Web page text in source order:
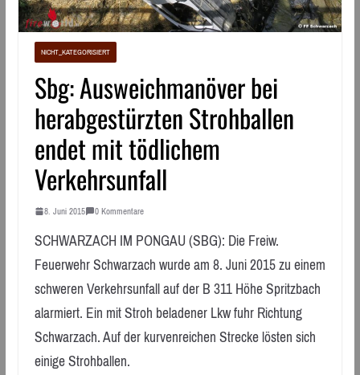
NICHT_KATEGORISIERT
Sbg: Ausweichmanöver bei
herabgestürzten Strohballen
endet mit tödlichem
Verkehrsunfall
8. Juni 2015 0 Kommentare
SCHWARZACH IM PONGAU (SBG): Die Freiw.
Feuerwehr Schwarzach wurde am 8. Juni 2015 zu einem
schweren Verkehrsunfall auf der B 311 Höhe Spritzbach
alarmiert. Ein mit Stroh beladener Lkw fuhr Richtung
Schwarzach. Auf der kurvenreichen Strecke lösten sich
einige Strohballen.